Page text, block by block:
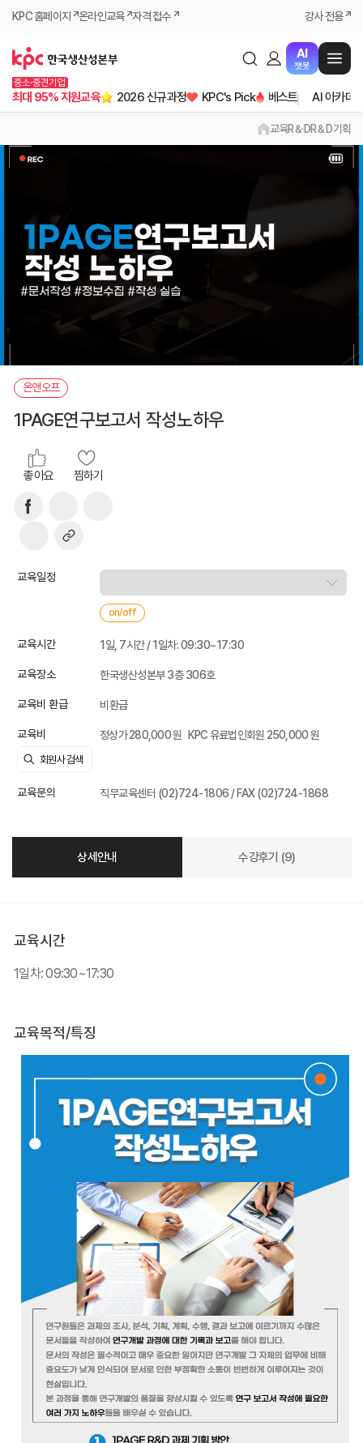
KPC 홈페이지 온라인교육 자격 접수 강사 전용
AI
챗봇
중소·중견기업
최대 95% 지원교육 2026 신규과정 KPC's Pick 베스트 AI 아카데
교육R＆DR＆D기획
온앤오프
1PAGE연구보고서 작성노하우
좋아요 찜하기
교육일정
on/off
교육시간 1일, 7시간 / 1일차: 09:30~17:30
교육장소 한국생산성본부 3층 306호
교육비 환급 비환급
교육비 정상가 280,000 원 KPC 유료법인회원 250,000 원
교육문의 직무교육센터 (02)724-1806 / FAX (02)724-1868
상세안내 수강후기 (9)
교육시간
1일차: 09:30~17:30
교육목적/특징